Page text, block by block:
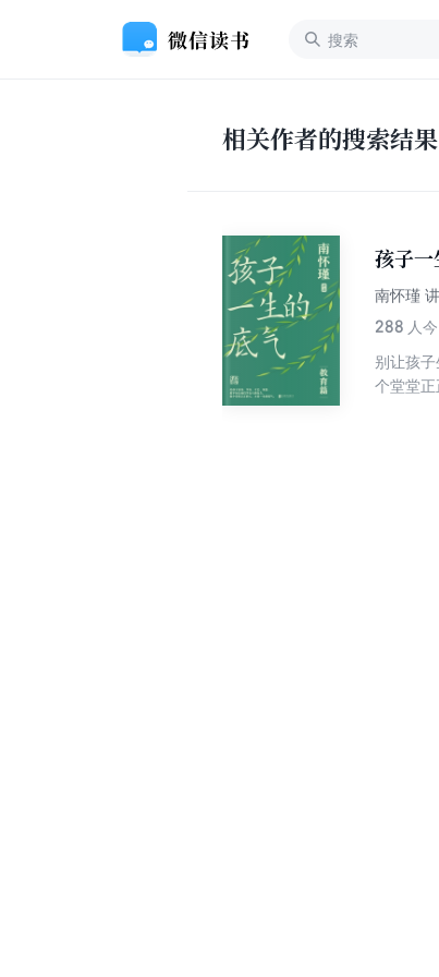
相关作者的搜索结果
孩子一
南怀瑾
288 人
别让孩
个堂堂